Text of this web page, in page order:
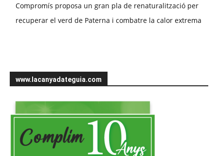
Compromís proposa un gran pla de renaturalització per
recuperar el verd de Paterna i combatre la calor extrema
www.lacanyadateguia.com